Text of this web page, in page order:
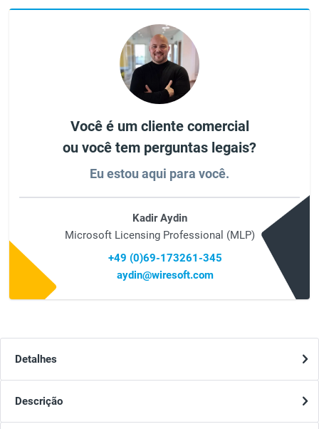
Você é um cliente comercial
ou você tem perguntas legais?
Eu estou aqui para você.
Kadir Aydin
Microsoft Licensing Professional (MLP)
+49 (0)69-173261-345
aydin@wiresoft.com
Detalhes
Descrição